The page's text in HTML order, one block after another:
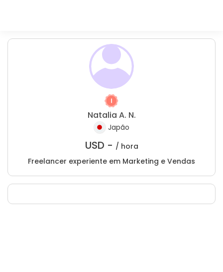
Natalia A. N.
Japão
USD - / hora
Freelancer experiente em Marketing e Vendas